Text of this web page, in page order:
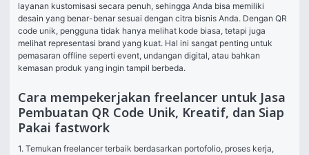
layanan kustomisasi secara penuh, sehingga Anda bisa memiliki
desain yang benar-benar sesuai dengan citra bisnis Anda. Dengan QR
code unik, pengguna tidak hanya melihat kode biasa, tetapi juga
melihat representasi brand yang kuat. Hal ini sangat penting untuk
pemasaran offline seperti event, undangan digital, atau bahkan
kemasan produk yang ingin tampil berbeda.
Cara mempekerjakan freelancer untuk Jasa
Pembuatan QR Code Unik, Kreatif, dan Siap
Pakai fastwork
1. Temukan freelancer terbaik berdasarkan portofolio, proses kerja,